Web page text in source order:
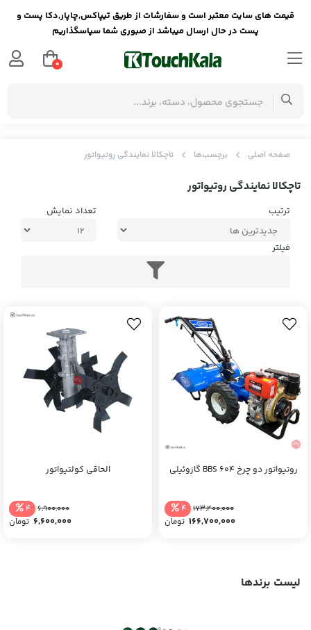
صفحه اصلی برچسب‌ها تاچکالا نمایندگی روتیواتور
تاچکالا نمایندگی روتیواتور
ترتیب تعداد نمایش
فیلتر
روتیواتور دو چرخ BBS 604 گازوئیلی
173,400,000
4
166,700,000 تومان
الحاقی کولتیواتور
6,900,000
4
6,600,000 تومان
لیست برندها
قیمت های سایت معتبر است و سفارشات از طریق تیپاکس,چاپار,دکا پست و
پست در حال ارسال میباشد از صبوری شما سپاسگذاریم
0